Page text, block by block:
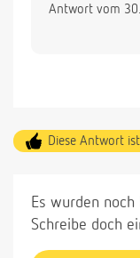
Antwort vom
Diese Antwort
Es wurden
Schreibe doch